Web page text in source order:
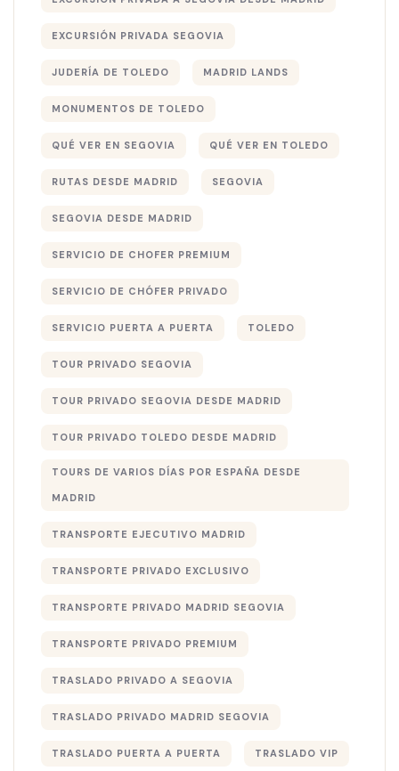
EXCURSIÓN PRIVADA SEGOVIA
JUDERÍA DE TOLEDO MADRID LANDS
MONUMENTOS DE TOLEDO
QUÉ VER EN SEGOVIA QUÉ VER EN TOLEDO
RUTAS DESDE MADRID SEGOVIA
SEGOVIA DESDE MADRID
SERVICIO DE CHOFER PREMIUM
SERVICIO DE CHÓFER PRIVADO
SERVICIO PUERTA A PUERTA TOLEDO
TOUR PRIVADO SEGOVIA
TOUR PRIVADO SEGOVIA DESDE MADRID
TOUR PRIVADO TOLEDO DESDE MADRID
TOURS DE VARIOS DÍAS POR ESPAÑA DESDE
MADRID
TRANSPORTE EJECUTIVO MADRID
TRANSPORTE PRIVADO EXCLUSIVO
TRANSPORTE PRIVADO MADRID SEGOVIA
TRANSPORTE PRIVADO PREMIUM
TRASLADO PRIVADO A SEGOVIA
TRASLADO PRIVADO MADRID SEGOVIA
TRASLADO PUERTA A PUERTA TRASLADO VIP